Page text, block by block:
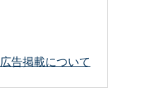
広告掲載について